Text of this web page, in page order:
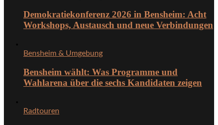
Demokratiekonferenz 2026 in Bensheim: Acht
Workshops, Austausch und neue Verbindungen
Bensheim & Umgebung
Bensheim wählt: Was Programme und
Wahlarena über die sechs Kandidaten zeigen
Radtouren